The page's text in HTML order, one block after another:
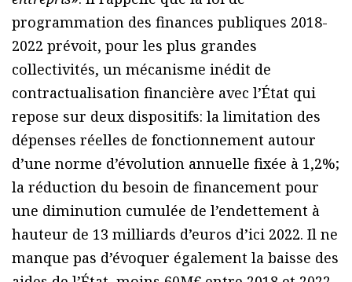
programmation des finances publiques 2018-
2022 prévoit, pour les plus grandes
collectivités, un mécanisme inédit de
contractualisation financière avec l’État qui
repose sur deux dispositifs: la limitation des
dépenses réelles de fonctionnement autour
d’une norme d’évolution annuelle fixée à 1,2%;
la réduction du besoin de financement pour
une diminution cumulée de l’endettement à
hauteur de 13 milliards d’euros d’ici 2022. Il ne
manque pas d’évoquer également la baisse des